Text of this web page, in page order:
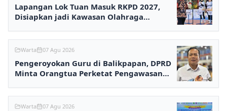
Lapangan Lok Tuan Masuk RKPD 2027,
Disiapkan jadi Kawasan Olahraga
Warta 07 Agu 2026
Pengeroyokan Guru di Balikpapan, DPRD
Minta Orangtua Perketat Pengawasan
Warta 07 Agu 2026